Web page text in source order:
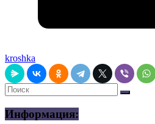
kroshka
Информация: